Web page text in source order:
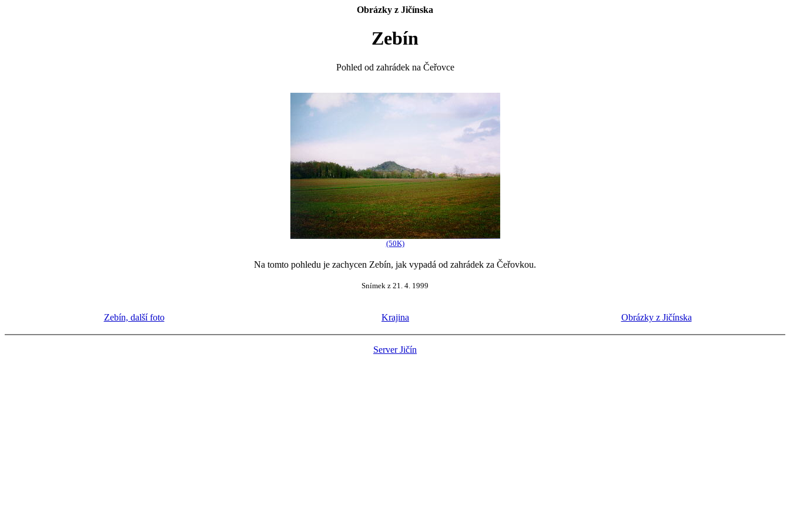
Obrázky z Jičínska
Zebín
Pohled od zahrádek na Čeřovce
(50K)
Na tomto pohledu je zachycen Zebín, jak vypadá od zahrádek za Čeřovkou.
Snímek z 21. 4. 1999
Zebín, další foto Krajina Obrázky z Jičínska
Server Jičín